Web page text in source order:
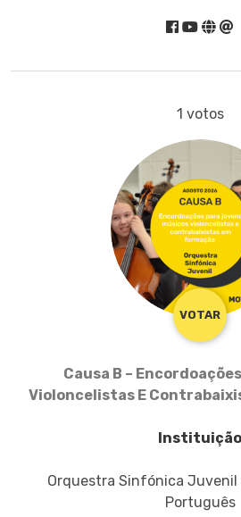
1 votos
VOTAR
Causa B –
Violoncelistas E
Instituição
Orquestra Sinfónica Juvenil
Português